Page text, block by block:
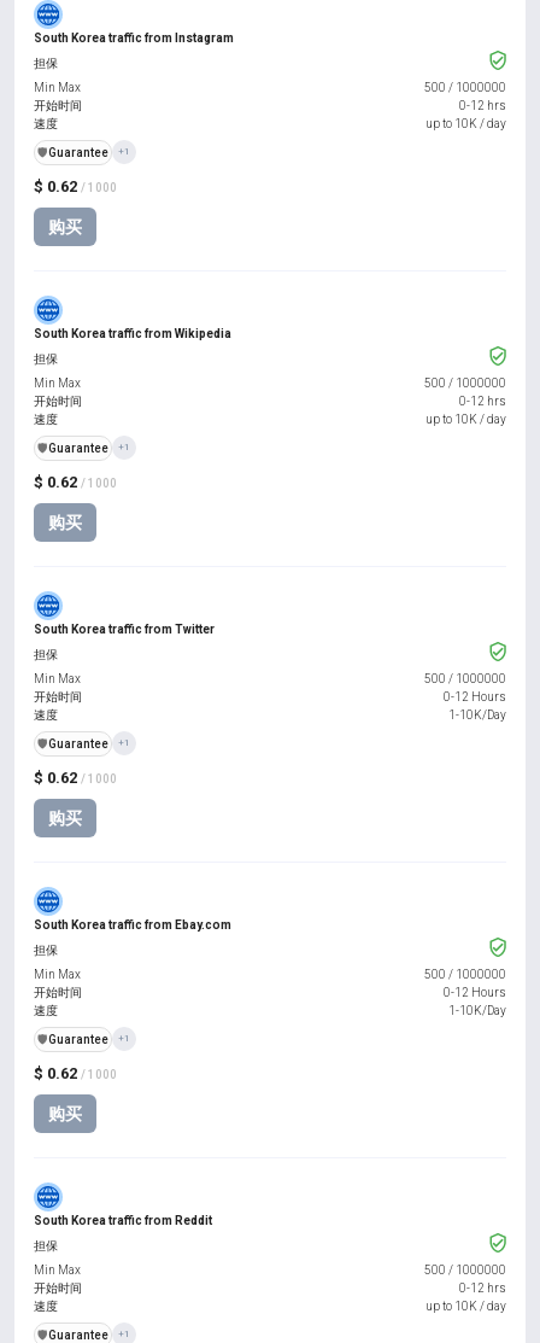
South Korea traffic from Instagram
$ 0.62 / 1000
购买
担保
Min Max
500 / 1000000
开始时间
0-12 hrs
速度
up to 10K / day
️🛡️Guarantee +1
South Korea traffic from Wikipedia
$ 0.62 / 1000
购买
担保
Min Max
500 / 1000000
开始时间
0-12 hrs
速度
up to 10K / day
️🛡️Guarantee +1
South Korea traffic from Twitter
$ 0.62 / 1000
购买
担保
Min Max
500 / 1000000
开始时间
0-12 Hours
速度
1-10K/Day
️🛡️Guarantee +1
South Korea traffic from Ebay.com
$ 0.62 / 1000
购买
担保
Min Max
500 / 1000000
开始时间
0-12 Hours
速度
1-10K/Day
️🛡️Guarantee +1
South Korea traffic from Reddit
担保
Min Max
500 / 1000000
开始时间
0-12 hrs
速度
up to 10K / day
️🛡️Guarantee +1